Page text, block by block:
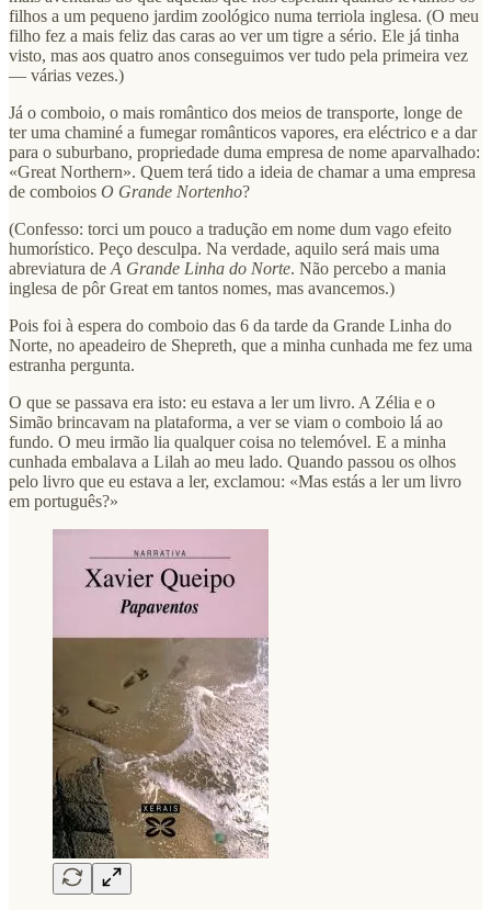
filhos a um pequeno jardim zoológico numa terriola inglesa. (O meu
filho fez a mais feliz das caras ao ver um tigre a sério. Ele já tinha
visto, mas aos quatro anos conseguimos ver tudo pela primeira vez
— várias vezes.)
Já o comboio, o mais romântico dos meios de transporte, longe de
ter uma chaminé a fumegar românticos vapores, era eléctrico e a dar
para o suburbano, propriedade duma empresa de nome aparvalhado:
«Great Northern». Quem terá tido a ideia de chamar a uma empresa
de comboios O Grande Nortenho?
(Confesso: torci um pouco a tradução em nome dum vago efeito
humorístico. Peço desculpa. Na verdade, aquilo será mais uma
abreviatura de A Grande Linha do Norte. Não percebo a mania
inglesa de pôr Great em tantos nomes, mas avancemos.)
Pois foi à espera do comboio das 6 da tarde da Grande Linha do
Norte, no apeadeiro de Shepreth, que a minha cunhada me fez uma
estranha pergunta.
O que se passava era isto: eu estava a ler um livro. A Zélia e o
Simão brincavam na plataforma, a ver se viam o comboio lá ao
fundo. O meu irmão lia qualquer coisa no telemóvel. E a minha
cunhada embalava a Lilah ao meu lado. Quando passou os olhos
pelo livro que eu estava a ler, exclamou: «Mas estás a ler um livro
em português?»